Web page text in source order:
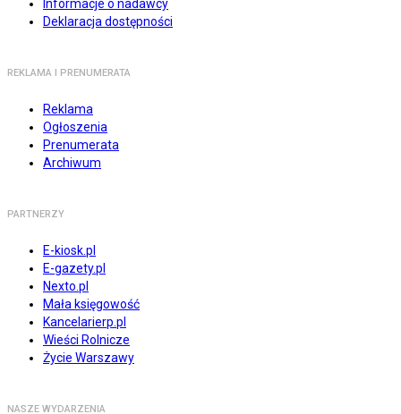
Informacje o nadawcy
Deklaracja dostępności
REKLAMA I PRENUMERATA
Reklama
Ogłoszenia
Prenumerata
Archiwum
PARTNERZY
E-kiosk.pl
E-gazety.pl
Nexto.pl
Mała księgowość
Kancelarierp.pl
Wieści Rolnicze
Życie Warszawy
NASZE WYDARZENIA